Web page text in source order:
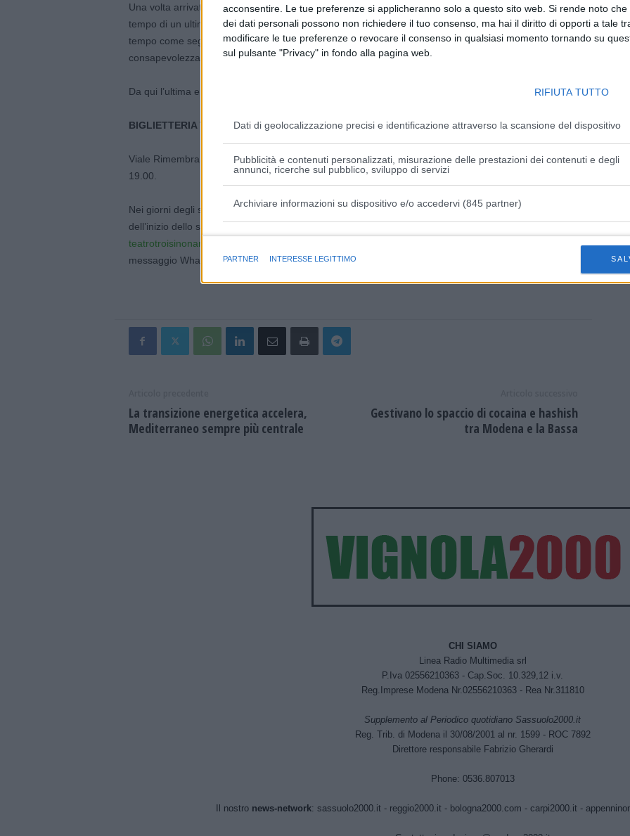
acconsentire. Le tue preferenze si applicheranno solo a questo sito web. Si rende noto
dei dati personali possono non richiedere il tuo consenso, ma hai il diritto di opporti a tale
modificare le tue preferenze o revocare il consenso in qualsiasi momento tornando su
sul pulsante "Privacy" in fondo alla pagina web.
RIFIUTA TUTTO
Dati di geolocalizzazione precisi e identificazione attraverso la scansione del dispositivo
Pubblicità e contenuti personalizzati, misurazione delle prestazioni dei contenuti e degli
annunci, ricerche sul pubblico, sviluppo di servizi
Archiviare informazioni su dispositivo e/o accedervi (845 partner)
Finalità e caratteristiche speciali
PARTNER INTERESSE LEGITTIMO
Una volta arrivato a destinazione trova il padre nel letto, addormentato, in piena notte. Giusto il
tempo di un ultimo saluto, di un’ultima raccomandazione, la più importante, quella che resta nel
tempo come segno e sigillo di ciò che è stato. Ma anche un ringraziamento che porta con sé la
consapevolezza che il padre sarà sempre, nonostante tutto, una sua fonte di insegnamento.
Da qui l’ultima eredità: con l’arrivo della morte, di riflesso, la riscoperta del valore della vita.
BIGLIETTERIA TEATRO MASSIMO TROISI
Viale Rimembranze 8, Nonantola (MO) – Martedì dalle 16.00 alle 19.00 – Giovedì dalle 16.00 alle
19.00.
Nei giorni degli spettacoli di PROSA la biglietteria aprirà dalle 16.00 alle 19.00 e un’ora prima
dell’inizio dello spettacolo. È possibile effettuare prenotazioni tramite e-mail:
teatrotroisinonantola@ater.emr.it
messaggio WhatsApp al numero: 333 2401798
La transizione energetica accelera,
Mediterraneo sempre più centrale
Gestivano lo spaccio di cocaina e hashish
tra Modena e la Bassa
CHI SIAMO
Linea Radio Multimedia srl
P.Iva 02556210363 - Cap.Soc. 10.329,12 i.v.
Reg.Imprese Modena Nr.02556210363 - Rea Nr.311810
Supplemento al Periodico quotidiano Sassuolo2000.it
Reg. Trib. di Modena il 30/08/2001 al nr. 1599 - ROC 7892
Direttore responsabile Fabrizio Gherardi
Phone: 0536.807013
Il nostro news-network: sassuolo2000.it- reggio2000.it - bologna2000.com - carpi2000.it-